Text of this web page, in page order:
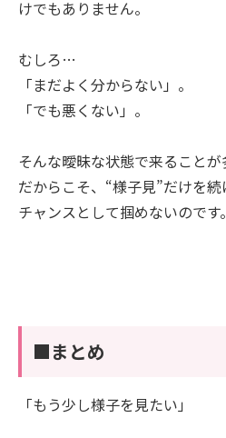
けでもありません。
むしろ…
「まだよく分からない」。
「でも悪くない」。
そんな曖昧な状態で来ることが
だからこそ、“様子見”だけを
チャンスとして掴めないのです。
■まとめ
「もう少し様子を見たい」